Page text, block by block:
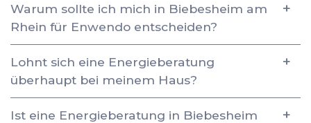
Warum sollte ich mich in Biebesheim am
Rhein für Enwendo entscheiden?
Lohnt sich eine Energieberatung
überhaupt bei meinem Haus?
Ist eine Energieberatung in Biebesheim